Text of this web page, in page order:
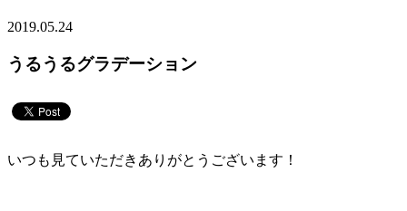
2019.05.24
うるうるグラデーション
いつも見ていただきありがとうございます！